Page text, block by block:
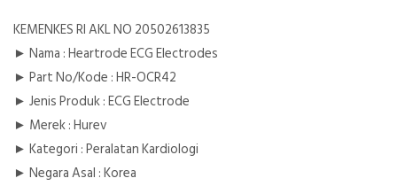
KEMENKES RI AKL NO 20502613835
► Nama : Heartrode ECG Electrodes
► Part No/Kode : HR-OCR42
► Jenis Produk : ECG Electrode
► Merek : Hurev
► Kategori : Peralatan Kardiologi
► Negara Asal : Korea